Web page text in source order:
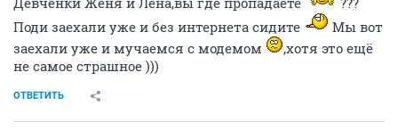
Поди заехали уже и без интернета сидите
Мы вот
заехали уже и мучаемся с модемом
,хотя это ещё
не самое страшное )))
ОТВЕТИТЬ